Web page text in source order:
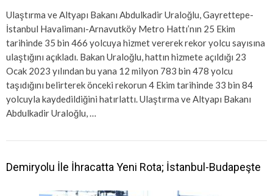
Ulaştırma ve Altyapı Bakanı Abdulkadir Uraloğlu, Gayrettepe-
İstanbul Havalimanı-Arnavutköy Metro Hattı’nın 25 Ekim
tarihinde 35 bin 466 yolcuya hizmet vererek rekor yolcu sayısına
ulaştığını açıkladı. Bakan Uraloğlu, hattın hizmete açıldığı 23
Ocak 2023 yılından bu yana 12 milyon 783 bin 478 yolcu
taşıdığını belirterek önceki rekorun 4 Ekim tarihinde 33 bin 84
yolcuyla kaydedildiğini hatırlattı. Ulaştırma ve Altyapı Bakanı
Abdulkadir Uraloğlu, …
Demiryolu İle İhracatta Yeni Rota; İstanbul-Budapeşte